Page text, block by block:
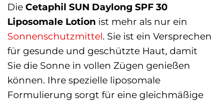
Die Cetaphil SUN Daylong SPF 30
Liposomale Lotion ist mehr als nur ein
Sonnenschutzmittel. Sie ist ein Versprechen
für gesunde und geschützte Haut, damit
Sie die Sonne in vollen Zügen genießen
können. Ihre spezielle liposomale
Formulierung sorgt für eine gleichmäßige